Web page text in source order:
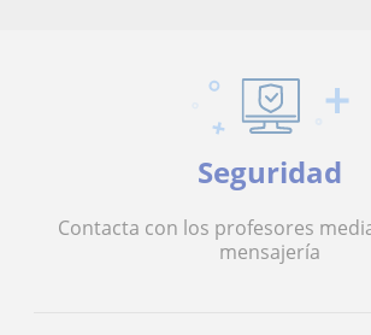
Seguridad
Contacta con los profesores
mensajería